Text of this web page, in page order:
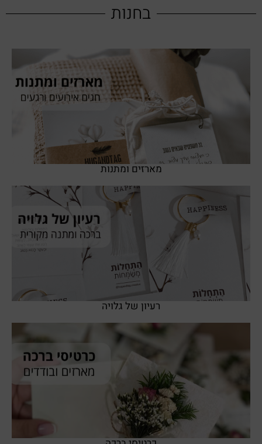
בחנות
SHOP NOW
מארזים ומתנות
SHOP NOW
רעיון של גלויה
SHOP NOW